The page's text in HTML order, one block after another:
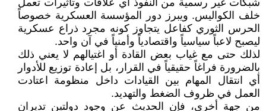
شبكات غير رسمية من النفوذ أي علاقات وتأثيرات تعمل
خلف الكواليس. ويبرز دور المؤسسة العسكرية خصوصاً
الحرس الثوري كفاعل يتجاوز كونه مجرد ذراع عسكرية
ليصبح لاعباً سياسياً واقتصادياً وأمنياً في آن واحد.
لذلك حتى مع غياب بعض القادة أو اغتيالهم لا يعني ذلك
بالضرورة فراغاً حقيقياً في القرار، بل إعادة توزيع للأدوار
أي انتقال المهام بين القيادات داخل منظومة اعتادت
العمل في ظروف الضغط والتهديد.
من جهة أخرى، فإن الحديث عن وجود دولتين تديران